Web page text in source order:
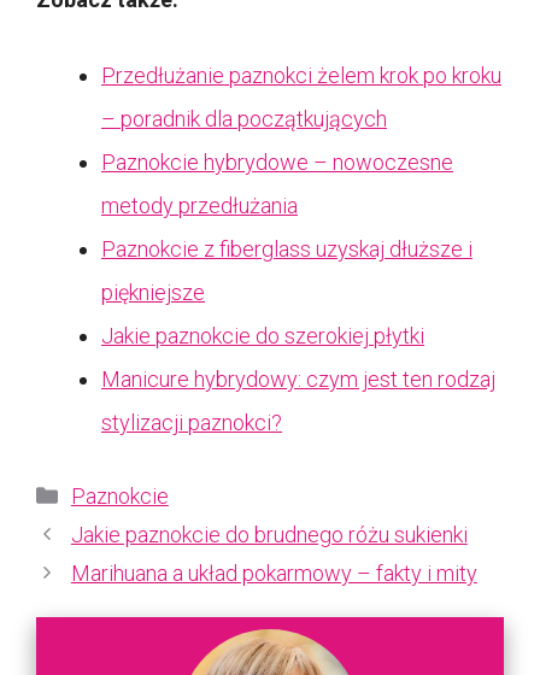
Przedłużanie paznokci żelem krok po kroku
– poradnik dla początkujących
Paznokcie hybrydowe – nowoczesne
metody przedłużania
Paznokcie z fiberglass uzyskaj dłuższe i
piękniejsze
Jakie paznokcie do szerokiej płytki
Manicure hybrydowy: czym jest ten rodzaj
stylizacji paznokci?
Kategorie
Paznokcie
Jakie paznokcie do brudnego różu sukienki
Marihuana a układ pokarmowy – fakty i mity